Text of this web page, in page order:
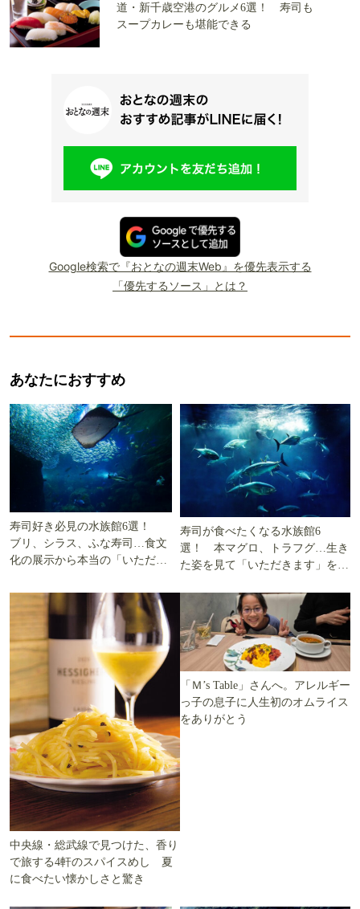
道・新千歳空港のグルメ6選！ 寿司も
スープカレーも堪能できる
Google検索で『おとなの週末Web』を優先表示する
「優先するソース」とは？
あなたにおすすめ
寿司好き必見の水族館6選！
ブリ、シラス、ふな寿司…食文
化の展示から本当の「いただき
寿司が食べたくなる水族館6
選！ 本マグロ、トラフグ…生き
た姿を見て「いただきます」を考
中央線・総武線で見つけた、香り
で旅する4軒のスパイスめし 夏
に食べたい懐かしさと驚き
「Ｍ’s Table」さんへ。アレルギー
っ子の息子に人生初のオムライス
をありがとう